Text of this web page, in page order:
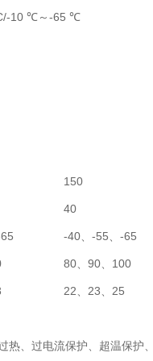
10 ℃～-65 ℃
150
40
-40、-55、-65
80、90、100
22、23、25
热、过电流保护、超温保